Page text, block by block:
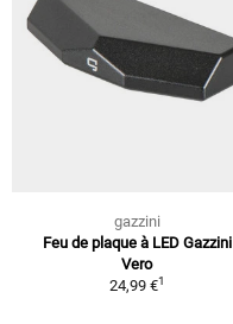
gazzini
Feu de plaque à LED Gazzini
Vero
24,99 €1